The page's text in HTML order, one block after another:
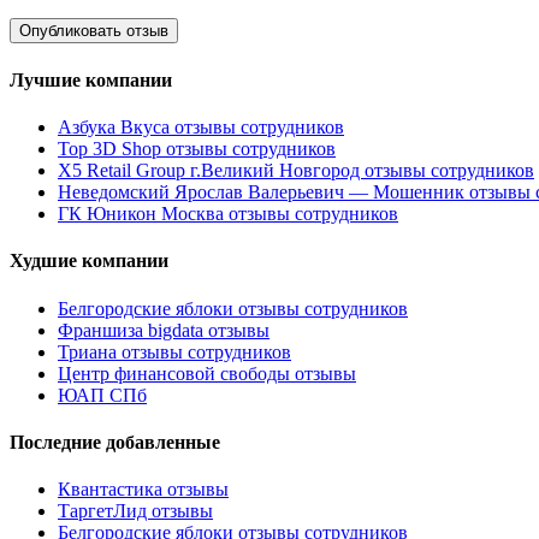
Лучшие компании
Азбука Вкуса отзывы сотрудников
Top 3D Shop отзывы сотрудников
X5 Retail Group г.Великий Новгород отзывы сотрудников
Неведомский Ярослав Валерьевич — Мошенник отзывы
ГК Юникон Москва отзывы сотрудников
Худшие компании
Белгородские яблоки отзывы сотрудников
Франшиза bigdata отзывы
Триана отзывы сотрудников
Центр финансовой свободы отзывы
ЮАП СПб
Последние добавленные
Квантастика отзывы
ТаргетЛид отзывы
Белгородские яблоки отзывы сотрудников